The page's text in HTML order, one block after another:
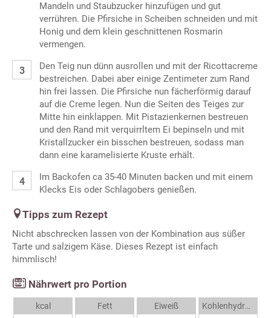
Mandeln und Staubzucker hinzufügen und gut
verrühren. Die Pfirsiche in Scheiben schneiden und mit
Honig und dem klein geschnittenen Rosmarin
vermengen.
Den Teig nun dünn ausrollen und mit der Ricottacreme
bestreichen. Dabei aber einige Zentimeter zum Rand
hin frei lassen. Die Pfirsiche nun fächerförmig darauf
auf die Creme legen. Nun die Seiten des Teiges zur
Mitte hin einklappen. Mit Pistazienkernen bestreuen
und den Rand mit verquirrltem Ei bepinseln und mit
Kristallzucker ein bisschen bestreuen, sodass man
dann eine karamelisierte Kruste erhält.
Im Backofen ca 35-40 Minuten backen und mit einem
Klecks Eis oder Schlagobers genießen.
Tipps zum Rezept
Nicht abschrecken lassen von der Kombination aus süßer
Tarte und salzigem Käse. Dieses Rezept ist einfach
himmlisch!
Nährwert pro Portion
kcal
Fett
Eiweiß
Kohlenhydrate